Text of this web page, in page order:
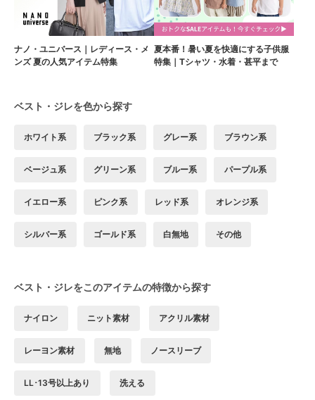
ナノ・ユニバース｜レディース・メ
ンズ 夏の人気アイテム特集
夏本番！暑い夏を快適にする子供服
特集｜Tシャツ・水着・甚平まで
ベスト・ジレを色から探す
ホワイト系 ブラック系 グレー系 ブラウン系
ベージュ系 グリーン系 ブルー系 パープル系
イエロー系 ピンク系 レッド系 オレンジ系
シルバー系 ゴールド系 白無地 その他
ベスト・ジレをこのアイテムの特徴から探す
ナイロン ニット素材 アクリル素材
レーヨン素材 無地 ノースリーブ
LL･13号以上あり 洗える